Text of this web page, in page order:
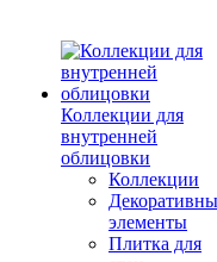
Коллекции для
внутренней
облицовки
Коллекции
элементы
Плитка для